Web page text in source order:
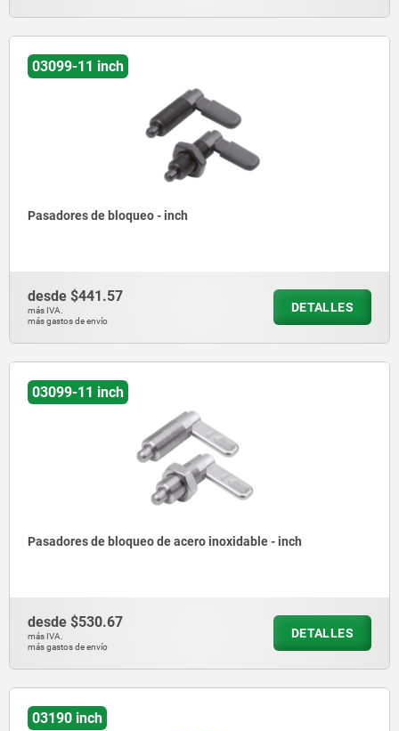
03099-11 inch
Pasadores de bloqueo - inch
desde $441.57
más IVA.
más gastos de envío
DETALLES
03099-11 inch
Pasadores de bloqueo de acero inoxidable - inch
desde $530.67
más IVA.
más gastos de envío
DETALLES
03190 inch